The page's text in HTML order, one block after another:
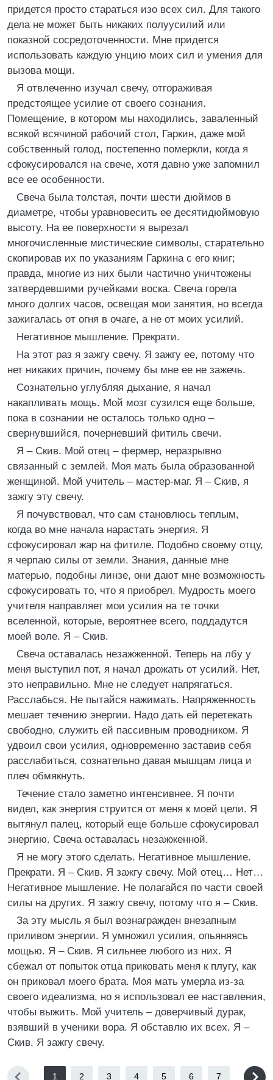
придется просто стараться изо всех сил. Для такого
дела не может быть никаких полуусилий или
показной сосредоточенности. Мне придется
использовать каждую унцию моих сил и умения для
вызова мощи.
Я отвлеченно изучал свечу, отгораживая
предстоящее усилие от своего сознания.
Помещение, в котором мы находились, заваленный
всякой всячиной рабочий стол, Гаркин, даже мой
собственный голод, постепенно померкли, когда я
сфокусировался на свече, хотя давно уже запомнил
все ее особенности.
Свеча была толстая, почти шести дюймов в
диаметре, чтобы уравновесить ее десятидюймовую
высоту. На ее поверхности я вырезал
многочисленные мистические символы, старательно
скопировав их по указаниям Гаркина с его книг;
правда, многие из них были частично уничтожены
затвердевшими ручейками воска. Свеча горела
много долгих часов, освещая мои занятия, но всегда
зажигалась от огня в очаге, а не от моих усилий.
Негативное мышление. Прекрати.
На этот раз я зажгу свечу. Я зажгу ее, потому что
нет никаких причин, почему бы мне ее не зажечь.
Сознательно углубляя дыхание, я начал
накапливать мощь. Мой мозг сузился еще больше,
пока в сознании не осталось только одно –
свернувшийся, почерневший фитиль свечи.
Я – Скив. Мой отец – фермер, неразрывно
связанный с землей. Моя мать была образованной
женщиной. Мой учитель – мастер-маг. Я – Скив, я
зажгу эту свечу.
Я почувствовал, что сам становлюсь теплым,
когда во мне начала нарастать энергия. Я
сфокусировал жар на фитиле. Подобно своему отцу,
я черпаю силы от земли. Знания, данные мне
матерью, подобны линзе, они дают мне возможность
сфокусировать то, что я приобрел. Мудрость моего
учителя направляет мои усилия на те точки
вселенной, которые, вероятнее всего, поддадутся
моей воле. Я – Скив.
Свеча оставалась незажженной. Теперь на лбу у
меня выступил пот, я начал дрожать от усилий. Нет,
это неправильно. Мне не следует напрягаться.
Расслабься. Не пытайся нажимать. Напряженность
мешает течению энергии. Надо дать ей перетекать
свободно, служить ей пассивным проводником. Я
удвоил свои усилия, одновременно заставив себя
расслабиться, сознательно давая мышцам лица и
плеч обмякнуть.
Течение стало заметно интенсивнее. Я почти
видел, как энергия струится от меня к моей цели. Я
вытянул палец, который еще больше сфокусировал
энергию. Свеча оставалась незажженной.
Я не могу этого сделать. Негативное мышление.
Прекрати. Я – Скив. Я зажгу свечу. Мой отец… Нет…
Негативное мышление. Не полагайся по части своей
силы на других. Я зажгу свечу, потому что я – Скив.
За эту мысль я был вознагражден внезапным
приливом энергии. Я умножил усилия, опьяняясь
мощью. Я – Скив. Я сильнее любого из них. Я
сбежал от попыток отца приковать меня к плугу, как
он приковал моего брата. Моя мать умерла из-за
своего идеализма, но я использовал ее наставления,
чтобы выжить. Мой учитель – доверчивый дурак,
взявший в ученики вора. Я обставлю их всех. Я –
Скив. Я зажгу свечу.
1 2 3 4 5 6 7